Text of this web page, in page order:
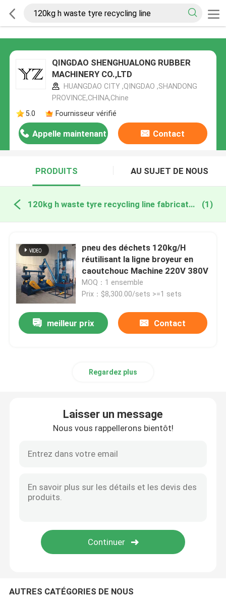
QINGDAO SHENGHUALONG RUBBER
MACHINERY CO.,LTD
HUANGDAO CITY ,QINGDAO ,SHANDONG
PROVINCE,CHINA,Chine
5.0
Fournisseur vérifié
Appelle maintenant Contact
PRODUITS AU SUJET DE NOUS
120kg h waste tyre recycling line fabrication en ligne (1)
pneu des déchets 120kg/H
réutilisant la ligne broyeur en
caoutchouc Machine 220V 380V
MOQ：1 ensemble
Prix：$8,300.00/sets >=1 sets
meilleur prix Contact
Regardez plus
Laisser un message
Nous vous rappellerons bientôt!
AUTRES CATÉGORIES DE NOUS